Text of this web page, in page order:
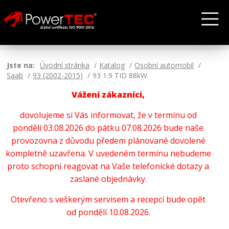
Jste na: Úvodní stránka Katalog
Osobní automobil
Saab
93 (2002-2015) 93 1.9 TID 88kW
Vážení zákazníci,
dovolujeme si Vás informovat, že v termínu od
pondělí 03.08.2026 do pátku 07.08.2026 bude naše
provozovna z důvodu předem plánované dovolené
kompletně uzavřena. V uvedeném termínu nebudeme
proto schopni reagovat na Vaše telefonické dotazy a
zaslané objednávky.
Otevřeno s veškerým servisem a recepcí bude opět
od pondělí 10.08.2026.